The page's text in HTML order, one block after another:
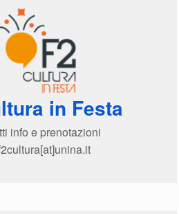
in Festa
info e prenotazioni